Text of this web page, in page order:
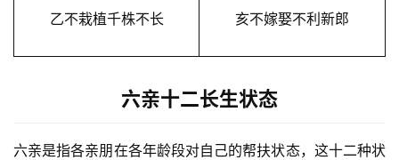
乙不栽植千株不长 亥不嫁娶不利新郎
六亲十二长生状态
六亲是指各亲朋在各年龄段对自己的帮扶状态，这十二种状